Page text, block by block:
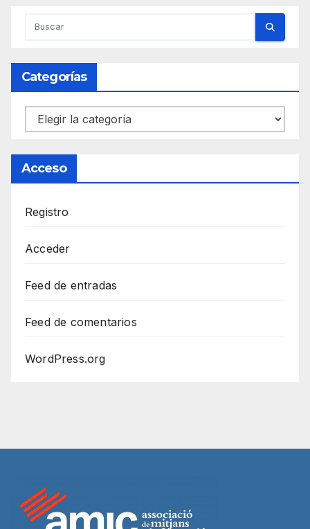
Categorías
Categorías
Acceso
Registro
Acceder
Feed de entradas
Feed de comentarios
WordPress.org